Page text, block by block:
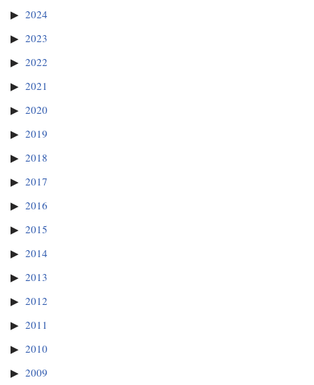
2024
2023
2022
2021
2020
2019
2018
2017
2016
2015
2014
2013
2012
2011
2010
2009